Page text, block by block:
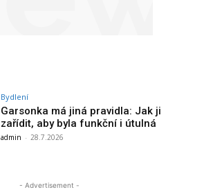
Bydlení
Garsonka má jiná pravidla: Jak ji
zařídit, aby byla funkční i útulná
admin - 28.7.2026
- Advertisement -